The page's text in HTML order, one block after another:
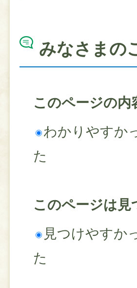
みなさまの
このページの
わかりやすか
た
このページは
見つけやすか
た